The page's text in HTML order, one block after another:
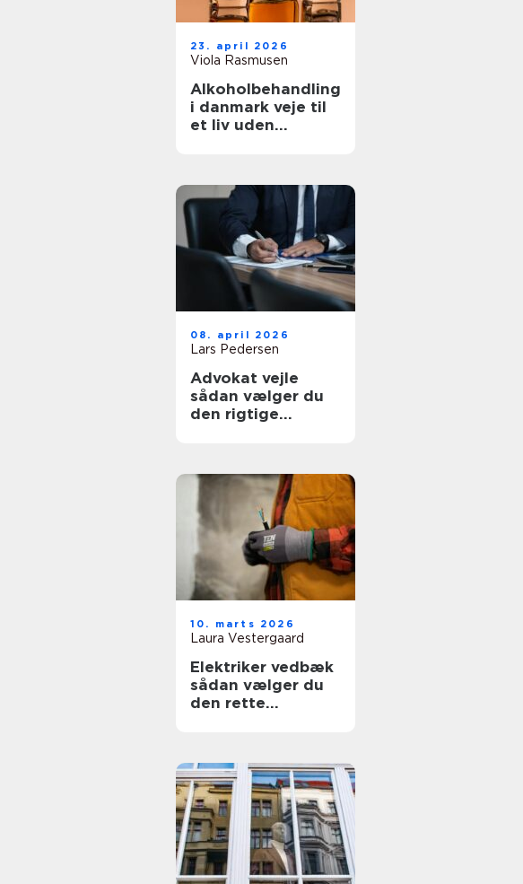
23. april 2026
Viola Rasmusen
Alkoholbehandling
i danmark veje til
et liv uden
08. april 2026
Lars Pedersen
Advokat vejle
sådan vælger du
den rigtige
10. marts 2026
Laura Vestergaard
Elektriker vedbæk
sådan vælger du
den rette